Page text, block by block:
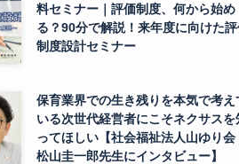
料セミナー｜評価制度、何から始め
る？90分で解説！来年度に向けた
制度設計セミナー
保育業界での生き残りを本気で考え
いる次世代経営者にこそネクサスを
ってほしい【社会福祉法人山ゆり会
松山圭一郎先生にインタビュー】